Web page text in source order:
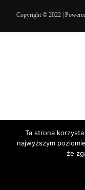
Copyright © 2022 |
Ta strona
najwyższym
że